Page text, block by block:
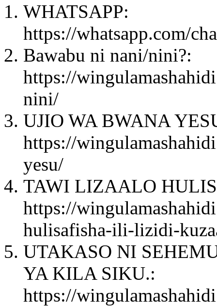
WHATSAPP:
https://whatsapp.com/
Bawabu ni nani/nini?:
https://
nini/
UJIO WA BWANA
https://
yesu/
TAWI LIZAALO
https://
hulisafisha-ili-lizidi-
UTAKASO NI
YA KILA SIKU.:
https://